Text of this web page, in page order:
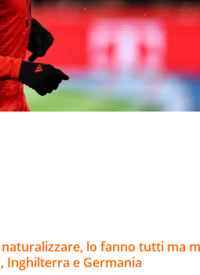
lo fanno tutti ma
Inghilterra e Germania